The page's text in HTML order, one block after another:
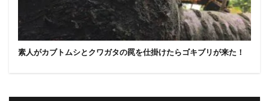
素人がカブトムシとクワガタの罠を仕掛けたらゴキブリが来た！